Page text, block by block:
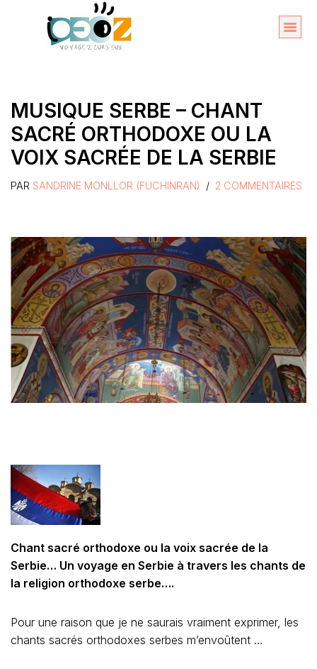
MUSIQUE SERBE – CHANT
SACRÉ ORTHODOXE OU LA
VOIX SACRÉE DE LA SERBIE
PAR SANDRINE MONLLOR (FUCHINRAN) 2 COMMENTAIRES
Chant sacré orthodoxe ou la voix sacrée de la
Serbie… Un voyage en Serbie à travers les chants de
la religion orthodoxe serbe….
Pour une raison que je ne saurais vraiment exprimer, les
chants sacrés orthodoxes serbes m’envoûtent …